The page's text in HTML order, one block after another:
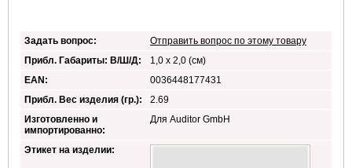
Задать вопрос:
Отправить вопрос по этому товару
Прибл. Габариты: В/Ш/Д:
1,0 x 2,0 (см)
EAN:
0036448177431
Прибл. Вес изделия (гр.):
2.69
Изготовленно и
импортированно:
Для Auditor GmbH
Этикет на изделии: